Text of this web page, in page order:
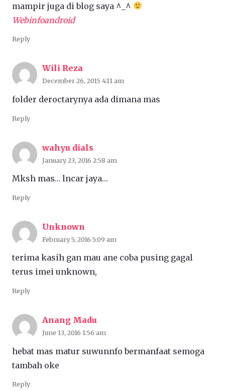
mampir juga di blog saya ^_^
Webinfoandroid
Reply
Wili Reza
December 26, 2015 4:11 am
folder deroctarynya ada dimana mas
Reply
wahyu dials
January 23, 2016 2:58 am
Mksh mas… lncar jaya…
Reply
Unknown
February 5, 2016 5:09 am
terima kasih gan mau ane coba pusing gagal
terus imei unknown,
Reply
Anang Madu
June 13, 2016 1:56 am
hebat mas matur suwunnfo bermanfaat semoga
tambah oke
Reply